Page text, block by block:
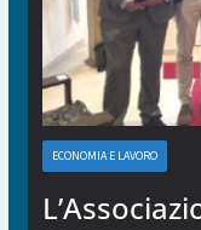
ECONOMIA E LAVORO